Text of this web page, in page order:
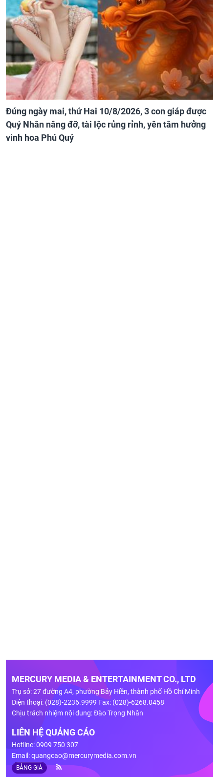
Đúng ngày mai, thứ Hai 10/8/2026, 3 con giáp được
Quý Nhân nâng đỡ, tài lộc rủng rỉnh, yên tâm hưởng
vinh hoa Phú Quý
MERCURY MEDIA & ENTERTAINMENT CO., LTD
Trụ sở: 27 đường A4, phường Bảy Hiền, thành phố Hồ Chí Minh
Điện thoại: (028)-2236.9999 Fax: (028)-6268.0458
Chịu trách nhiệm nội dung: Đào Trọng Nhân
LIÊN HỆ QUẢNG CÁO
Hotline: 0909 750 307
Email:quangcao@mercurymedia.com.vn
BẢNG GIÁ